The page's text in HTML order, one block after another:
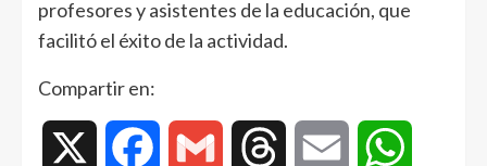
profesores y asistentes de la educación, que
facilitó el éxito de la actividad.
Compartir en:
Facebook Gmail Threads Email